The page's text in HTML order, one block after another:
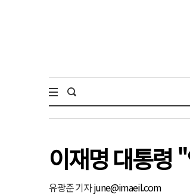
이재명 대통령
유광준 기자june@imaeil.com